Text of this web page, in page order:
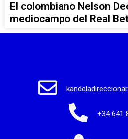
El colombiano Nelson
mediocampo del Real
+34 641